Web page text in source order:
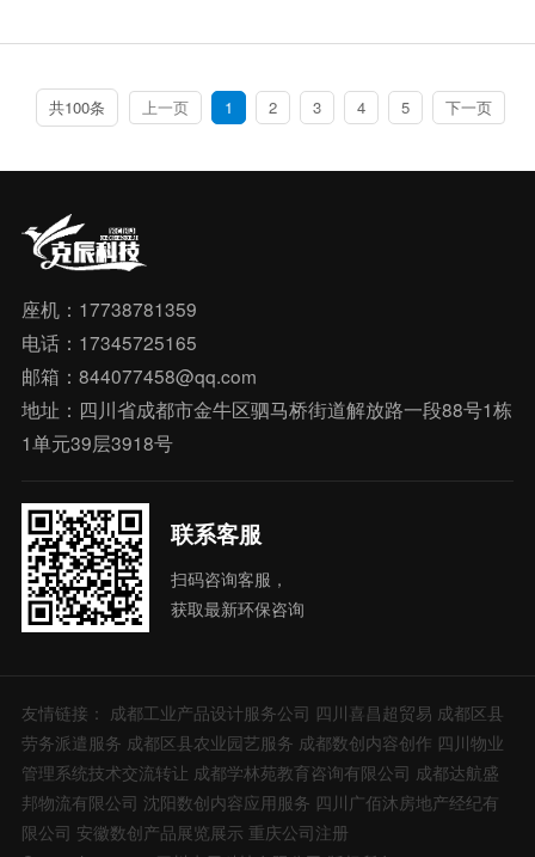
共100条 上一页 1 2 3 4 5 下一页
座机：17738781359
电话：17345725165
邮箱：844077458@qq.com
地址：四川省成都市金牛区驷马桥街道解放路一段88号1栋
1单元39层3918号
联系客服
扫码咨询客服，
获取最新环保咨询
友情链接： 成都工业产品设计服务公司 四川喜昌超贸易 成都区县
劳务派遣服务 成都区县农业园艺服务 成都数创内容创作 四川物业
管理系统技术交流转让 成都学林苑教育咨询有限公司 成都达航盛
邦物流有限公司 沈阳数创内容应用服务 四川广佰沐房地产经纪有
限公司 安徽数创产品展览展示 重庆公司注册